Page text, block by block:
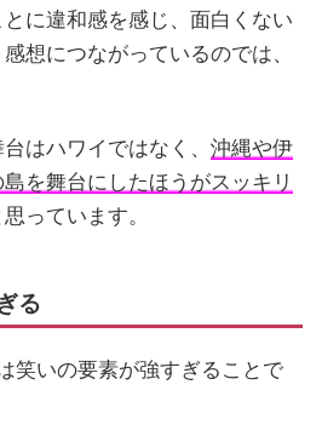
に違和感を感じ、面白くない
想につながっているのでは、
はハワイではなく、 沖縄や伊
を舞台にしたほうがスッキリ
っています。
る
笑いの要素が強すぎることで